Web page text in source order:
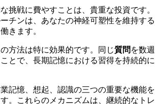
挑戦に費やすことは、貴重な投資です。
チンは、あなたの神経可塑性を維持する
きます。
方法は特に効果的です。同じ質問 を数週
とで、長期記憶における習得を持続的に
記憶、想起、認識の三つの重要な機能を
。これらのメカニズムは、継続的なトレ